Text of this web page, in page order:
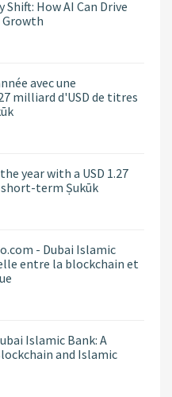
Shift: How AI Can Drive
Growth
avec une
milliard d'USD de titres
year with a USD 1.27
term Ṣukūk
- Dubai Islamic
entre la blockchain et
Islamic Bank: A
and Islamic